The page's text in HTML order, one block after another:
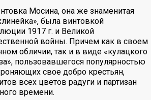
Мосина, она же знаменитая
была винтовкой
1917 г. и Великой
войны. Причем как в своем
обличии, так и в виде «кулацкого
пользовавшегося популярностью
свое добро крестьян,
всех цветов радуги и партизан
времени.